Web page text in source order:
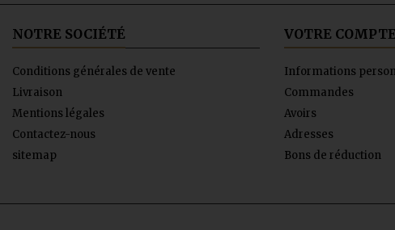
NOTRE SOCIÉTÉ
Conditions générales de vente
Livraison
Mentions légales
Contactez-nous
sitemap
VOTRE COMPTE
Informations
Commandes
Avoirs
Adresses
Bons de réduction